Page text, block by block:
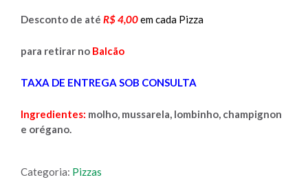
Desconto de até R$ 4,00em cada Pizza
para retirar no Balcão
TAXA DE ENTREGA SOB CONSULTA
Ingredientes: molho, mussarela, lombinho, champignon
e orégano.
Categoria: Pizzas